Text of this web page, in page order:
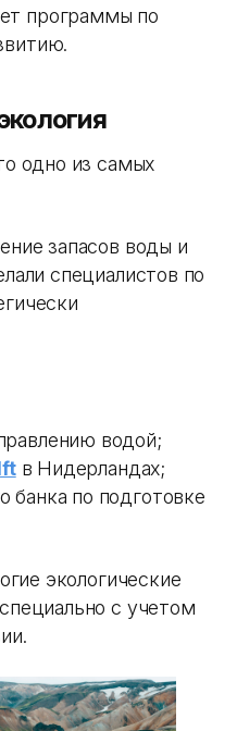
программы по
одно из самых
запасов воды и
специалистов по
водой;
в Нидерландах;
по подготовке
экологические
с учетом